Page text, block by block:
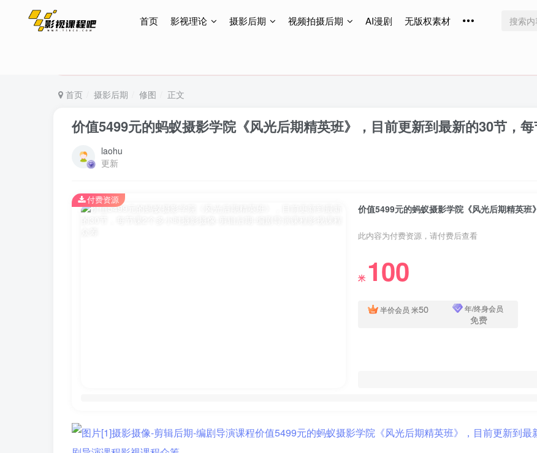
首页 影视理论 摄影后期 视频拍摄后期 AI漫剧 无版权素材
特惠终身会员299元，网站所有内容都可观看，终身免费更新
首页 摄影后期 修图 正文
价值5499元的蚂蚁摄影学院《风光后期精英班》，目前更新到最新的30节，
laohu
更新
价值5499元的蚂蚁摄影学院《风光后期精英
此内容为付费资源，请付费后查看
米 100
半价会员 米50 年/终身会员
免费
付费资源